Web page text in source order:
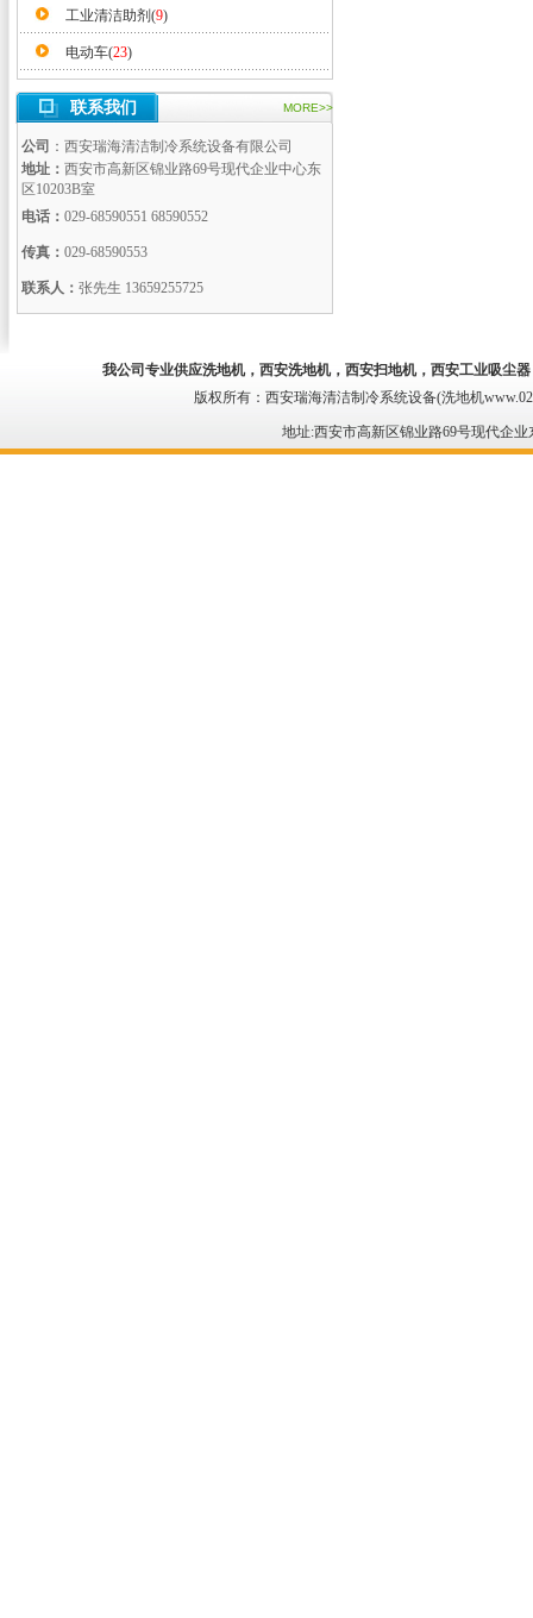
工业清洁助剂(9)
电动车(23)
联系我们 MORE>>
公司 ：西安瑞海清洁制冷系统设备有限公司
地址： 西安市高新区锦业路69号现代企业中心东
区10203B室
电话： 029-68590551 68590552
传真： 029-68590553
联系人： 张先生 13659255725
我公司专业供应洗地机，西安洗地机， 西安扫地机，西安工业吸尘
版权所有：西安瑞海清洁制冷系统设备(洗地机
地址:西安市高新区锦业路69号现代企